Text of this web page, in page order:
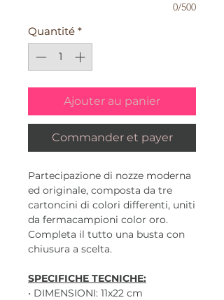
0/500
Quantité *
Ajouter au panier
Commander et payer
Partecipazione di nozze moderna
ed originale, composta da tre
cartoncini di colori differenti, uniti
da fermacampioni color oro.
Completa il tutto una busta con
chiusura a scelta.
SPECIFICHE TECNICHE:
• DIMENSIONI: 11x22 cm